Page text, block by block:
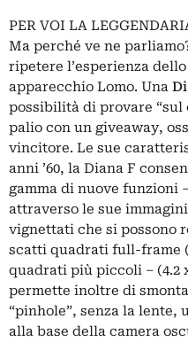
PER VOI LA
Ma perché ve ne
ripetere l’esperienza
apparecchio Lomo. Una
possibilità di provare “sul
palio con un giveaway,
vincitore. Le sue
anni ’60, la Diana F
gamma di nuove funzioni
attraverso le sue
vignettati che si possono
scatti quadrati full-frame
quadrati più piccoli – (4.2
permette inoltre di
“pinhole”, senza la
alla base della camera